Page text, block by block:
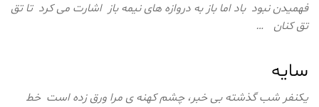
فهمیدن نبود باد اما باز به دروازه های نیمه باز اشارت می کرد تا تق
تق کنان …
سایه
یکنفر شب گذشته بی خبر، چشم کهنه ی مرا ورق زده است خط